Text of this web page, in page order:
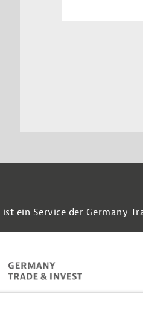
ein Service der Germany